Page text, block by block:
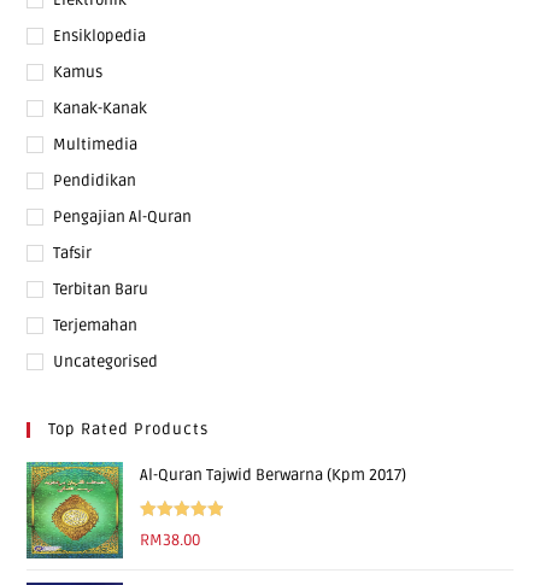
Ensiklopedia
Kamus
Kanak-Kanak
Multimedia
Pendidikan
Pengajian Al-Quran
Tafsir
Terbitan Baru
Terjemahan
Uncategorised
Top Rated Products
Al-Quran Tajwid Berwarna (Kpm 2017)
Rated 5.00
RM38.00